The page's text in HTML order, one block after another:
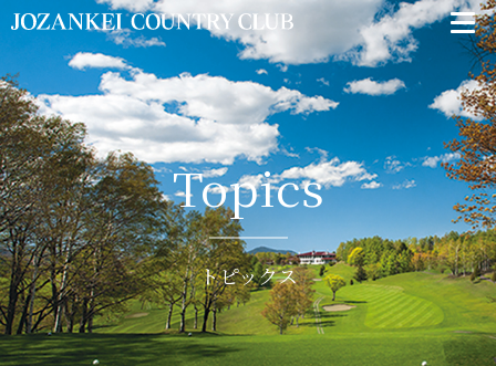
Topics
トピックス